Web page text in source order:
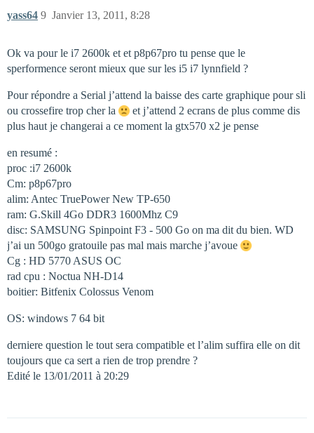
yass64 Janvier 13, 2011, 8:28
9
Ok va pour le i7 2600k et et p8p67pro tu pense que le
sperformence seront mieux que sur les i5 i7 lynnfield ?
Pour répondre a Serial j’attend la baisse des carte graphique pour sli
ou crossefire trop cher la
et j’attend 2 ecrans de plus comme dis
plus haut je changerai a ce moment la gtx570 x2 je pense
en resumé :
proc :i7 2600k
Cm: p8p67pro
alim: Antec TruePower New TP-650
ram: G.Skill 4Go DDR3 1600Mhz C9
disc: SAMSUNG Spinpoint F3 - 500 Go on ma dit du bien. WD
j’ai un 500go gratouile pas mal mais marche j’avoue
Cg : HD 5770 ASUS OC
rad cpu : Noctua NH-D14
boitier: Bitfenix Colossus Venom
OS: windows 7 64 bit
derniere question le tout sera compatible et l’alim suffira elle on dit
toujours que ca sert a rien de trop prendre ?
Edité le 13/01/2011 à 20:29